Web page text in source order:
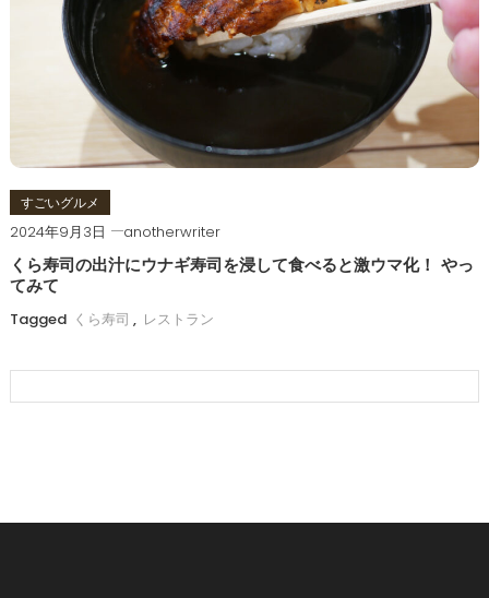
すごいグルメ
2024年9月3日 anotherwriter
くら寿司の出汁にウナギ寿司を浸して食べると激ウマ化！ やっ
てみて
Tagged くら寿司 , レストラン